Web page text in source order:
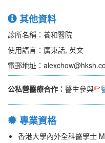
其他資料
診所名稱：養和醫院
使用語言：廣東話, 英文
電郵地址：
公私營醫療合作： 醫生參與
專業資格
香港大學內外全科醫學士